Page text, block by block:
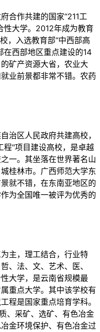
合作共建的国家“211工
性大学。2012年成为教育
，入选教育部“中西部高
在西部地区重点建设的14
矿产资源大省，农业大
业前景都非常不错。农药
治区人民政府共建高校，
程"项目建设高校，是卓越
一。其坐落在世界著名山
桂林市。广西师范大学东
就不错，在东南亚地区的
为全国唯一被评为优秀的
主，理工结合，行业特
、法、文、艺术、医、
大学，是云南省规模最
重点大学。其中该学校有
程是国家重点培育学科。
、采矿、选矿、有色冶金
金环境保护、有色冶金过